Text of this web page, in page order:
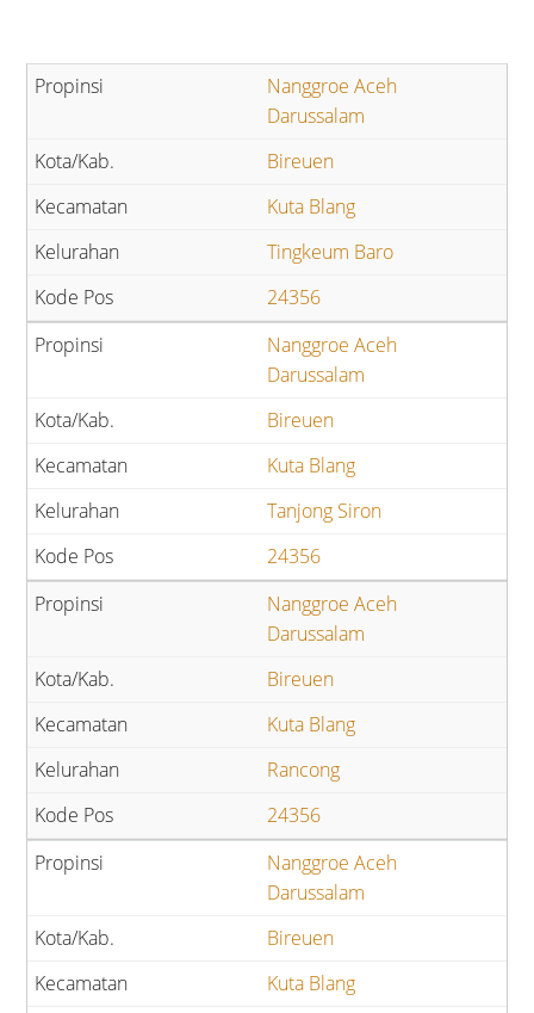
Nanggroe Aceh
Darussalam
Bireuen
Kuta Blang
Tingkeum Baro
24356
Nanggroe Aceh
Darussalam
Bireuen
Kuta Blang
Tanjong Siron
24356
Nanggroe Aceh
Darussalam
Bireuen
Kuta Blang
Rancong
24356
Nanggroe Aceh
Darussalam
Bireuen
Kuta Blang